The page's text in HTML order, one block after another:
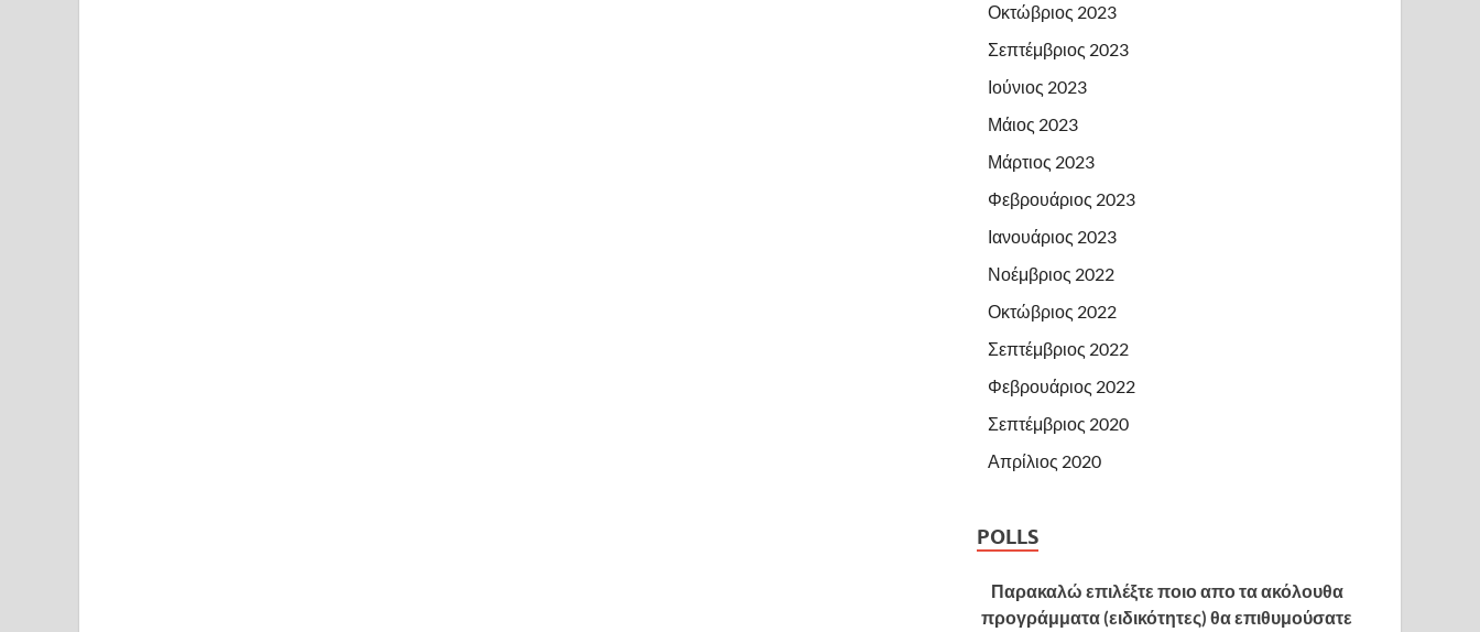
Οκτώβριος 2023
Σεπτέμβριος 2023
Ιούνιος 2023
Μάιος 2023
Μάρτιος 2023
Φεβρουάριος 2023
Ιανουάριος 2023
Νοέμβριος 2022
Οκτώβριος 2022
Σεπτέμβριος 2022
Φεβρουάριος 2022
Σεπτέμβριος 2020
Απρίλιος 2020
POLLS
Παρακαλώ επιλέξτε ποιο απο τα ακόλουθα
προγράμματα (ειδικότητες) θα επιθυμούσατε